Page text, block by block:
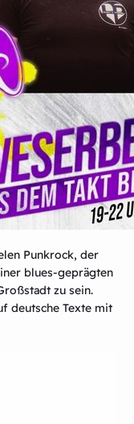
Punkrock, der
blues-geprägten
zu sein.
deutsche Texte mit